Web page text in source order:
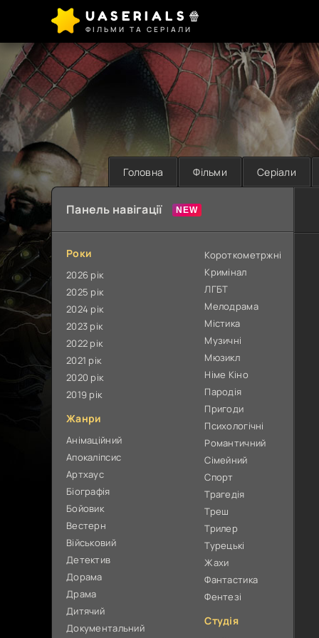
UASERIALS🍿
ФІЛЬМИ ТА СЕРІАЛИ
Головна Фільми Серіали
Панель навігації
Роки
2026 рік
2025 рік
2024 рік
2023 рік
2022 рік
2021 рік
2020 рік
2019 рік
Жанри
Анімаційний
Апокаліпсис
Артхаус
Біографія
Бойовик
Вестерн
Військовий
Детектив
Дорама
Драма
Дитячий
Документальний
Короткометржні
Кримінал
ЛГБТ
Мелодрама
Містика
Музичні
Мюзикл
Німе Кіно
Пародія
Пригоди
Психологічні
Романтичний
Сімейний
Спорт
Трагедія
Треш
Трилер
Турецькі
Жахи
Фантастика
Фентезі
Студія